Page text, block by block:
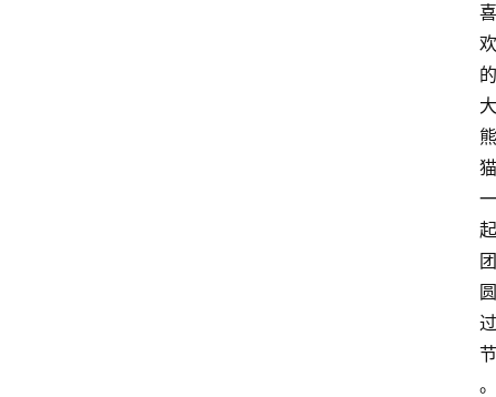
喜
欢
的
大
熊
猫
一
起
团
圆
过
节
。